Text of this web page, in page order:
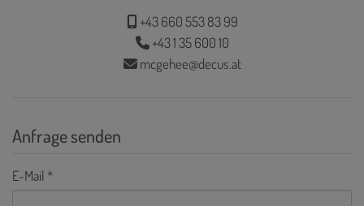
+43 660 553 83 99
+43 1 35 600 10
mcgehee@decus.at
Anfrage senden
E-Mail